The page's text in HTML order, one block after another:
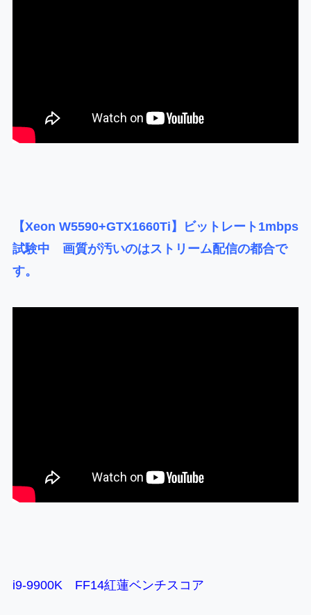
【Xeon W5590+GTX1660Ti】ビットレート1mbps
試験中 画質が汚いのはストリーム配信の都合で
す。
i9-9900K FF14紅蓮ベンチスコア